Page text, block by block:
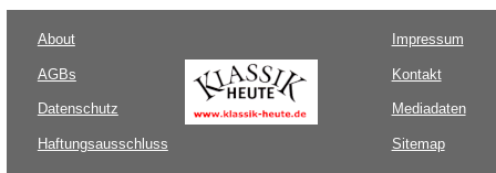
About
AGBs
Datenschutz
Haftungsausschluss
Impressum
Kontakt
Mediadaten
Sitemap